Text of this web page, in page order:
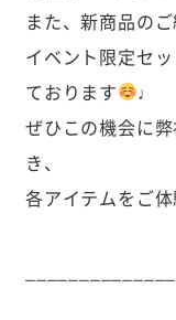
また、新商品の
イベント限定セ
ております
♩
ぜひこの機会に
き、
各アイテムをご体